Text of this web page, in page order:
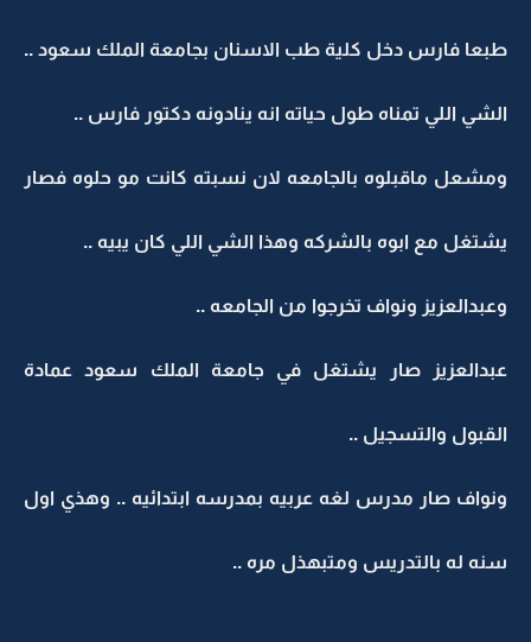
طبعا فارس دخل كلية طب الاسنان بجامعة الملك سعود ..
الشي اللي تمناه طول حياته انه ينادونه دكتور فارس ..
ومشعل ماقبلوه بالجامعه لان نسبته كانت مو حلوه فصار
يشتغل مع ابوه بالشركه وهذا الشي اللي كان يبيه ..
وعبدالعزيز ونواف تخرجوا من الجامعه ..
عبدالعزيز صار يشتغل في جامعة الملك سعود عمادة
القبول والتسجيل ..
ونواف صار مدرس لغه عربيه بمدرسه ابتدائيه .. وهذي اول
سنه له بالتدريس ومتبهذل مره ..